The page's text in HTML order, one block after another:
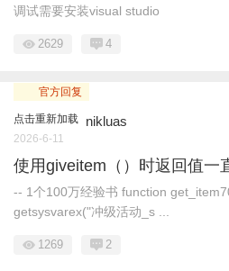
调试需要安装visual studio
2629 4
官方回复
点击重新加载 nikluas
2026-6-11
使用giveitem（）时返回值一
-- 1个100万经验书 function
getsysvarex("冲级活动_s ...
1269 2